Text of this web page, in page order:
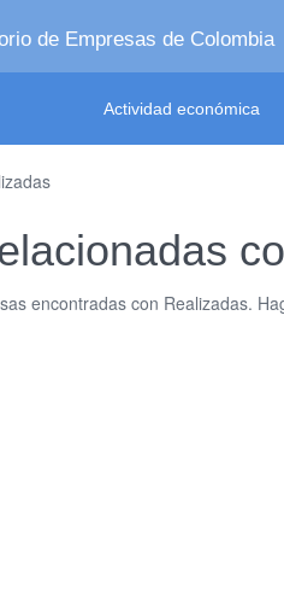
de Empresas de Colombia
Actividad económica
encontradas con Realizadas.